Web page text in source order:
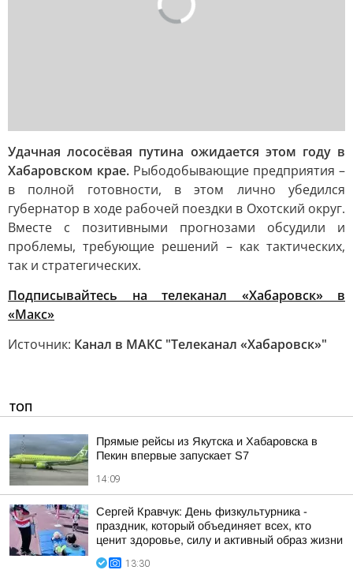
Удачная лососёвая путина ожидается этом году в
Хабаровском крае. Рыбодобывающие предприятия –
в полной готовности, в этом лично убедился
губернатор в ходе рабочей поездки в Охотский округ.
Вместе с позитивными прогнозами обсудили и
проблемы, требующие решений – как тактических,
так и стратегических.
Подписывайтесь на телеканал «Хабаровск» в
«Макс»
Источник: Канал в МАКС "Телеканал «Хабаровск»"
ТОП
Прямые рейсы из Якутска и Хабаровска в
Пекин впервые запускает S7
14:09
Сергей Кравчук: День физкультурника -
праздник, который объединяет всех, кто
ценит здоровье, силу и активный образ жизни
13:30